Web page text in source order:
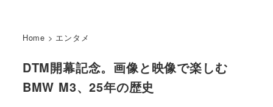
Home > エンタメ
DTM開幕記念。画像と映像で楽しむ
BMW M3、25年の歴史